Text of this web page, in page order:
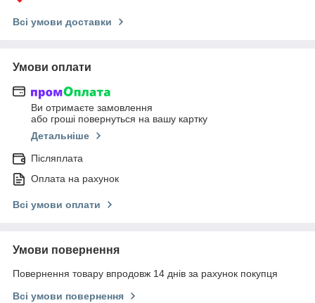
Всі умови доставки
Умови оплати
Ви отримаєте замовлення
або гроші повернуться на вашу картку
Детальніше
Післяплата
Оплата на рахунок
Всі умови оплати
Умови повернення
Повернення товару впродовж 14 днів за рахунок покупця
Всі умови повернення